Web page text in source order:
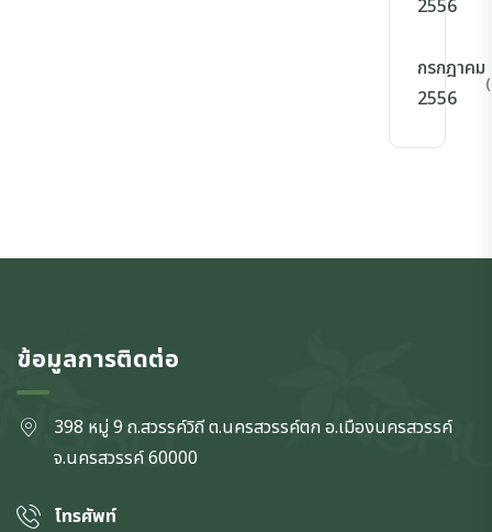
2556
กรกฎาคม
2556
ข้อมูลการติดต่อ
398 หมู่ 9 ถ.สวรรค์วิถี ต.นครสวรรค์ตก อ.เมืองนครสวรรค์
จ.นครสวรรค์60000
โทรศัพท์